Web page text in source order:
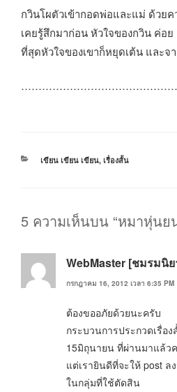
กวินโผตัวเข้ากอดพ่อและแม่ ด้วย
เคยรู้สึกมาก่อน หัวใจของกวิน ค่อย
ที่สุดหัวใจของเขาก็หยุดเต้น และจ
หมวด
เขียน เขียน เขียน, เรื่องสั้น
5 ความเห็นบน “หมาหุ่นย
WebMaster [ชมรมนิ
กรกฎาคม 16, 2012 เวลา 6:35 PM
ต้องขออภัยด้วยนะครับ
กระบวนการประกวดเรื่อ
15มิถุนายน ที่ผ่านมาแล้ว
แต่เรายินดีที่จะให้ post ล
ในกลุ่มที่ใช้ตัดสิน